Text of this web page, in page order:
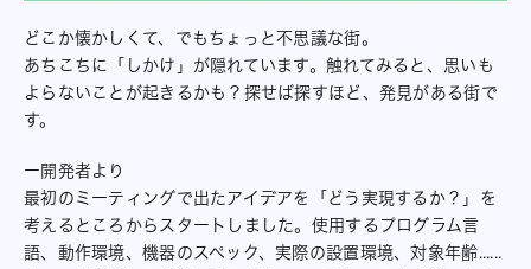
どこか懐かしくて、でもちょっと不思議な街。
あちこちに「しかけ」が隠れています。触れてみると、思いも
よらないことが起きるかも？探せば探すほど、発見がある街で
す。
ー開発者より
最初のミーティングで出たアイデアを「どう実現するか？」を
考えるところからスタートしました。使用するプログラム言
語、動作環境、機器のスペック、実際の設置環境、対象年齢......